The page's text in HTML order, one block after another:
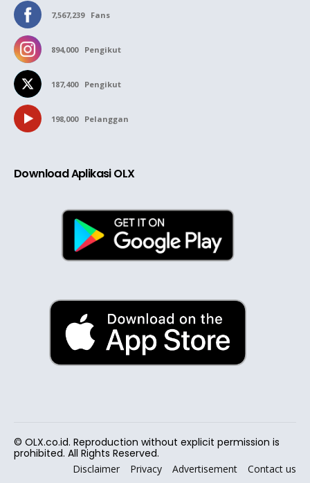
7,567,239 Fans
894,000 Pengikut
187,400 Pengikut
198,000 Pelanggan
Download Aplikasi OLX
© OLX.co.id. Reproduction without explicit permission is
prohibited. All Rights Reserved.
Disclaimer Privacy Advertisement Contact us